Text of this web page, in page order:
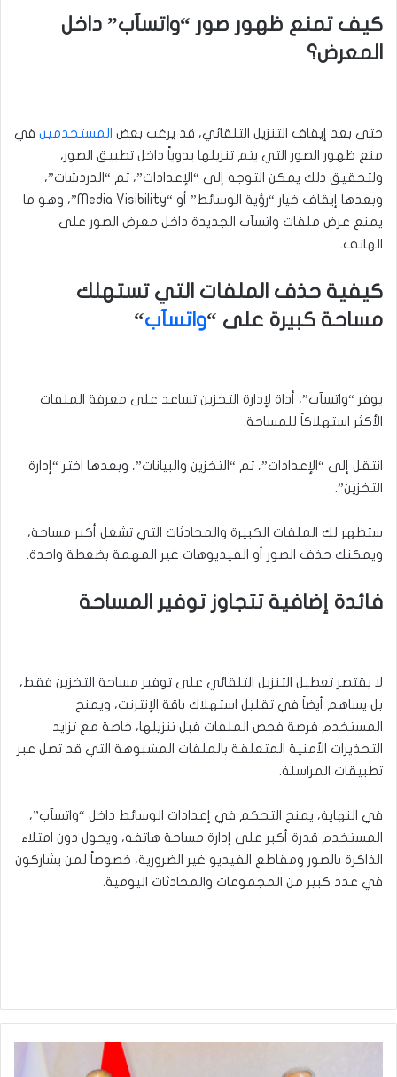
كيف تمنع ظهور صور “واتسآب” داخل
المعرض؟
حتى بعد إيقاف التنزيل التلقائي، قد يرغب بعض المستخدمين في
منع ظهور الصور التي يتم تنزيلها يدوياً داخل تطبيق الصور،
ولتحقيق ذلك يمكن التوجه إلى “الإعدادات”، ثم “الدردشات”،
وبعدها إيقاف خيار “رؤية الوسائط” أو “Media Visibility”، وهو ما
يمنع عرض ملفات واتسآب الجديدة داخل معرض الصور على
الهاتف.
كيفية حذف الملفات التي تستهلك
مساحة كبيرة على “واتسآب“
يوفر “واتسآب”، أداة لإدارة التخزين تساعد على معرفة الملفات
الأكثر استهلاكاً للمساحة.
انتقل إلى “الإعدادات”، ثم “التخزين والبيانات”، وبعدها اختر “إدارة
التخزين”.
ستظهر لك الملفات الكبيرة والمحادثات التي تشغل أكبر مساحة،
ويمكنك حذف الصور أو الفيديوهات غير المهمة بضغطة واحدة.
فائدة إضافية تتجاوز توفير المساحة
لا يقتصر تعطيل التنزيل التلقائي على توفير مساحة التخزين فقط،
بل يساهم أيضاً في تقليل استهلاك باقة الإنترنت، ويمنح
المستخدم فرصة فحص الملفات قبل تنزيلها، خاصة مع تزايد
التحذيرات الأمنية المتعلقة بالملفات المشبوهة التي قد تصل عبر
تطبيقات المراسلة.
في النهاية، يمنح التحكم في إعدادات الوسائط داخل “واتسآب”،
المستخدم قدرة أكبر على إدارة مساحة هاتفه، ويحول دون امتلاء
الذاكرة بالصور ومقاطع الفيديو غير الضرورية، خصوصاً لمن يشاركون
في عدد كبير من المجموعات والمحادثات اليومية.